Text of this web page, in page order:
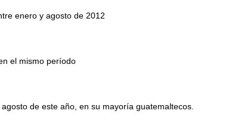
enero y agosto de 2012
el mismo período
de este año, en su mayoría guatemaltecos.